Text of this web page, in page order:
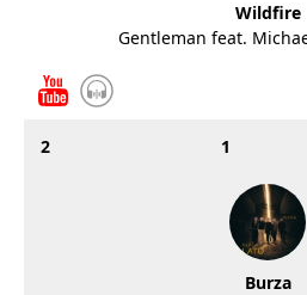
Wildfire
Gentleman feat.
2 1
Burza